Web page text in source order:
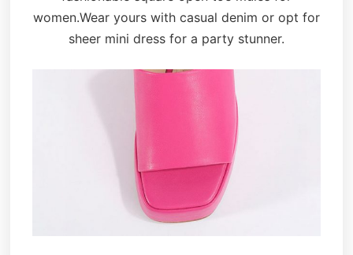
women.Wear yours with casual denim or opt for
sheer mini dress for a party stunner.